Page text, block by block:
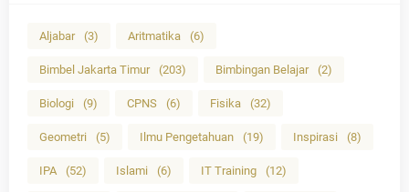
Aljabar (3) Aritmatika (6)
Bimbel Jakarta Timur (203) Bimbingan Belajar (2)
Biologi (9) CPNS (6) Fisika (32)
Geometri (5) Ilmu Pengetahuan (19) Inspirasi (8)
IPA (52) Islami (6) IT Training (12)